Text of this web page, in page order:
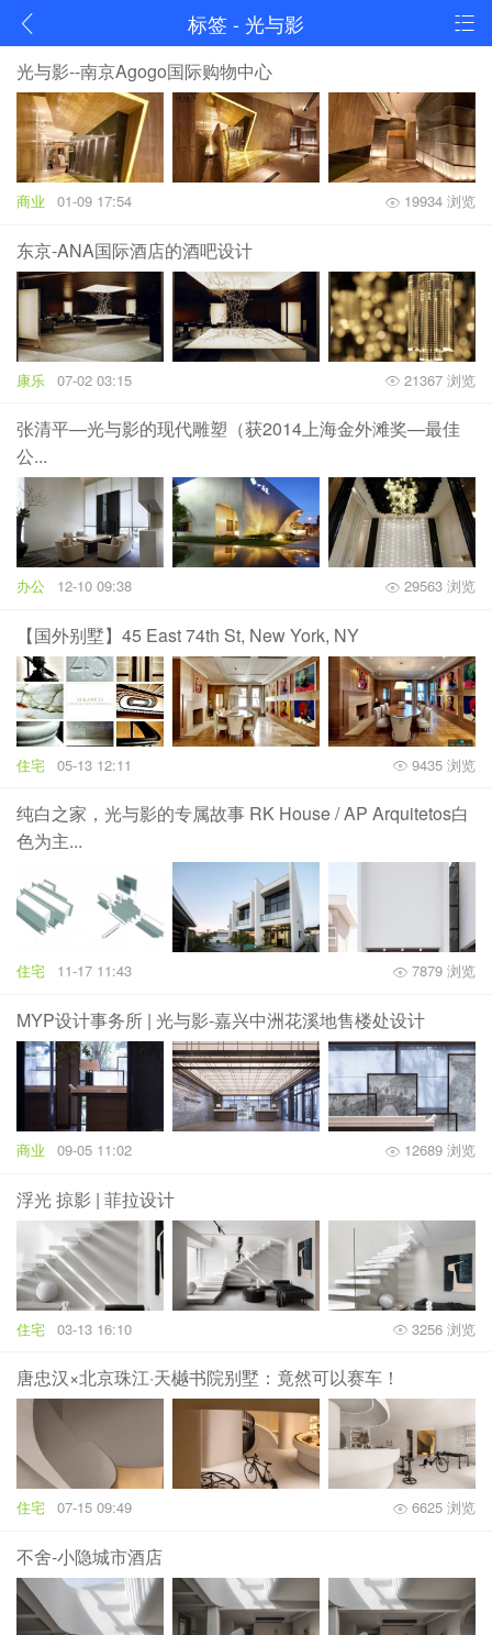
标签 - 光与影
光与影--南京Agogo国际购物中心
商业 01-09 17:54 19934 浏览
东京-ANA国际酒店的酒吧设计
康乐 07-02 03:15 21367 浏览
张清平—光与影的现代雕塑（获2014上海金外滩奖—最佳
公...
办公 12-10 09:38 29563 浏览
【国外别墅】45 East 74th St, New York, NY
住宅 05-13 12:11 9435 浏览
纯白之家，光与影的专属故事 RK House / AP Arquitetos白
色为主...
住宅 11-17 11:43 7879 浏览
MYP设计事务所 | 光与影-嘉兴中洲花溪地售楼处设计
商业 09-05 11:02 12689 浏览
浮光 掠影 | 菲拉设计
住宅 03-13 16:10 3256 浏览
唐忠汉×北京珠江·天樾书院别墅：竟然可以赛车！
住宅 07-15 09:49 6625 浏览
不舍-小隐城市酒店